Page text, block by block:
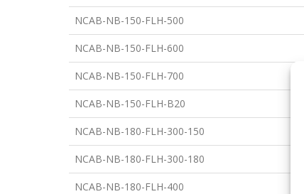
NCAB-NB-150-FLH-500
NCAB-NB-150-FLH-600
NCAB-NB-150-FLH-700
NCAB-NB-150-FLH-B20
NCAB-NB-180-FLH-300-150
NCAB-NB-180-FLH-300-180
NCAB-NB-180-FLH-400